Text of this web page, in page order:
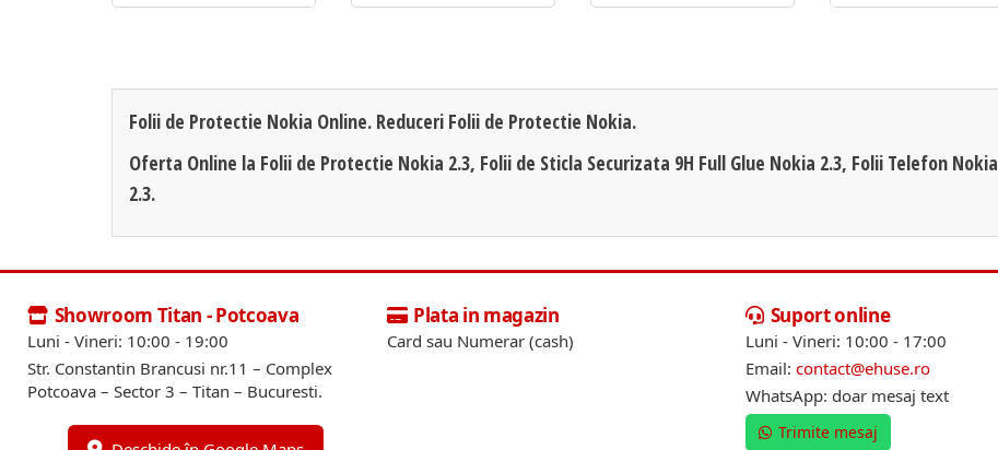
Folii de Protectie Nokia Online. Reduceri Folii de Protectie Nokia.
Oferta Online la Folii de Protectie Nokia 2.3, Folii de Sticla Securizata 9H Full Glue Nokia 2.3, Folii Telefon Nokia
2.3.
Showroom Titan - Potcoava
Luni - Vineri: 10:00 - 19:00
Str. Constantin Brancusi nr.11 – Complex
Potcoava – Sector 3 – Titan – Bucuresti.
Plata in magazin
Card sau Numerar (cash)
Suport online
Luni - Vineri: 10:00 - 17:00
Email: contact@ehuse.ro
WhatsApp: doar mesaj text
Trimite mesaj